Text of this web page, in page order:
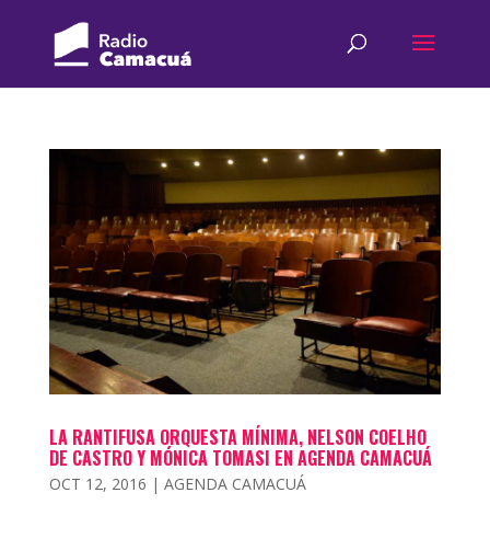
LA RANTIFUSA ORQUESTA MÍNIMA, NELSON COELHO
DE CASTRO Y MÓNICA TOMASI EN AGENDA CAMACUÁ
OCT 12, 2016 | AGENDA CAMACUÁ